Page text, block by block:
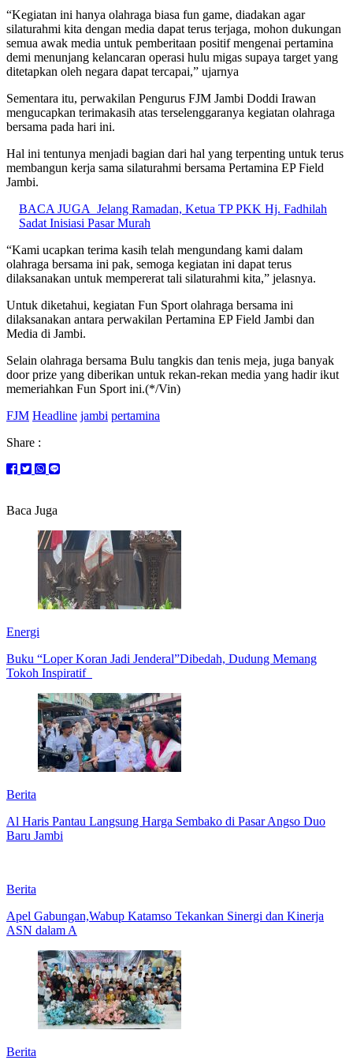
“Kegiatan ini hanya olahraga biasa fun game, diadakan agar
silaturahmi kita dengan media dapat terus terjaga, mohon dukungan
semua awak media untuk pemberitaan positif mengenai pertamina
demi menunjang kelancaran operasi hulu migas supaya target yang
ditetapkan oleh negara dapat tercapai,” ujarnya
Sementara itu, perwakilan Pengurus FJM Jambi Doddi Irawan
mengucapkan terimakasih atas terselenggaranya kegiatan olahraga
bersama pada hari ini.
Hal ini tentunya menjadi bagian dari hal yang terpenting untuk terus
membangun kerja sama silaturahmi bersama Pertamina EP Field
Jambi.
BACA JUGA Jelang Ramadan, Ketua TP PKK Hj. Fadhilah
Sadat Inisiasi Pasar Murah
“Kami ucapkan terima kasih telah mengundang kami dalam
olahraga bersama ini pak, semoga kegiatan ini dapat terus
dilaksanakan untuk mempererat tali silaturahmi kita,” jelasnya.
Untuk diketahui, kegiatan Fun Sport olahraga bersama ini
dilaksanakan antara perwakilan Pertamina EP Field Jambi dan
Media di Jambi.
Selain olahraga bersama Bulu tangkis dan tenis meja, juga banyak
door prize yang diberikan untuk rekan-rekan media yang hadir ikut
memeriahkan Fun Sport ini.(*/Vin)
FJM Headline jambi pertamina
Share :
Baca Juga
Energi
Buku “Loper Koran Jadi Jenderal”Dibedah, Dudung Memang
Tokoh Inspiratif
Berita
Al Haris Pantau Langsung Harga Sembako di Pasar Angso Duo
Baru Jambi
Berita
Apel Gabungan,Wabup Katamso Tekankan Sinergi dan Kinerja
ASN dalam A
Berita